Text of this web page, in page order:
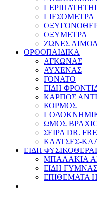
ΠΙΕΣΟΜΕΤΡΑ
ΟΞΥΜΕΤΡΑ
ΖΩΝΕΣ
ΟΡΘΟΠΑΙΔΙΚΑ
ΑΓΚΩΝΑΣ
ΑΥΧΕΝΑΣ
ΓΟΝΑΤΟ
ΕΙΔΗ
ΚΑΡΠΟΣ
ΚΟΡΜΟΣ
ΩΜΟΣ
ΣΕΙΡΑ DR.
ΚΑΛΤΣΕΣ-
ΕΙΔΗ
ΜΠΑΛΑΚΙΑ
ΕΙΔΗ
ΕΠΙΘΕΜΑΤΑ